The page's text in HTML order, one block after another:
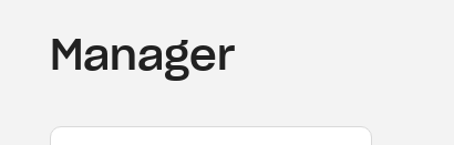
Manager